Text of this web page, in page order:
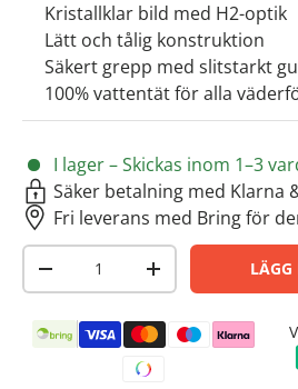
Kristallklar bild med H2-optik
Lätt och tålig konstruktion
Säkert grepp med slitstarkt
100% vattentät för alla
I lager – Skickas inom 1–3
Säker betalning med Klarna
Fri leverans med Bring för
-
+ LÄGG
Betalningsmetoder